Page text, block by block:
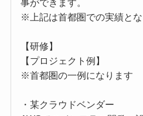
事ができます。
※上記は首都圏での実績と
【研修】
【プロジェクト例】
※首都圏の一例になります
・某クラウドベンダー